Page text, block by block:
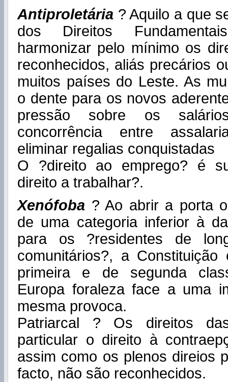
Antiproletária ? Aquilo a que
dos Direitos
harmonizar pelo mínimo os
reconhecidos, aliás precários
muitos países do Leste. As
o dente para os novos
pressão sobre os
concorrência entre
eliminar regalias conquistadas
O ?direito ao emprego? é
direito a trabalhar?.
Xenófoba ? Ao abrir a porta
de uma categoria inferior à
para os ?residentes de
comunitários?, a
primeira e de segunda
Europa foraleza face a uma
mesma provoca.
Patriarcal ? Os direitos
particular o direito à
assim como os plenos direios
facto, não são reconhecidos.